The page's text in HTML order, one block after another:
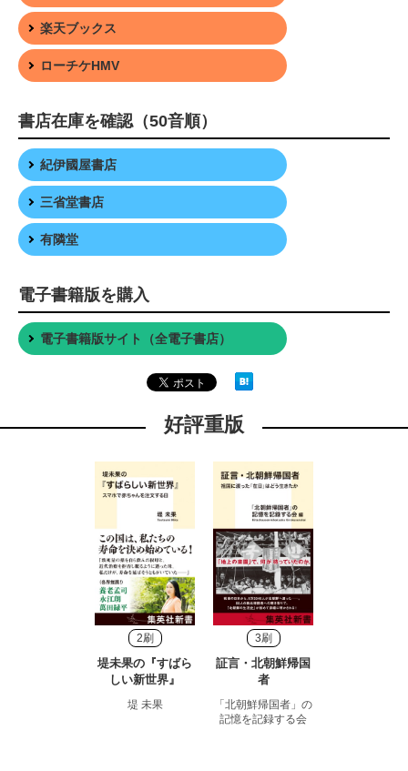
楽天ブックス
ローチケHMV
書店在庫を確認（50音順）
紀伊國屋書店
三省堂書店
有隣堂
電子書籍版を購入
電子書籍版サイト（全電子書店）
好評重版
2刷
堤未果の『すばら
しい新世界』
堤 未果
3刷
証言・北朝鮮帰国
者
「北朝鮮帰国者」の
記憶を記録する会